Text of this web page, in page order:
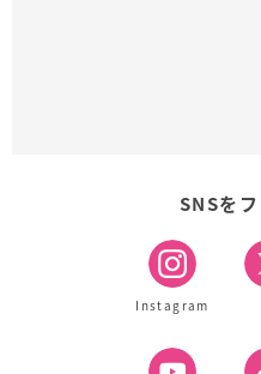
SNSを
Instagram